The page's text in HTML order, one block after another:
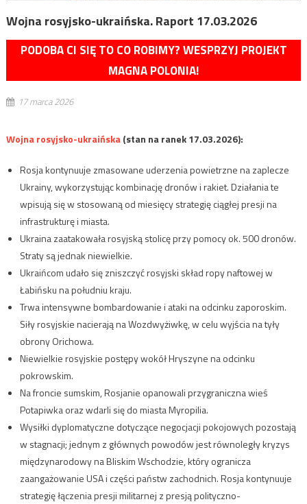
Wojna rosyjsko-ukraińska. Raport 17.03.2026
PODOBA CI SIĘ TO CO ROBIMY? WESPRZYJ PROJEKT
MAGNA POLONIA!
17 marca 2026
Wojna rosyjsko-ukraińska(stan na ranek 17.03.2026):
Rosja kontynuuje zmasowane uderzenia powietrzne na zaplecze
Ukrainy, wykorzystując kombinację dronów i rakiet. Działania te
wpisują się w stosowaną od miesięcy strategię ciągłej presji na
infrastrukturę i miasta.
Ukraina zaatakowała rosyjską stolicę przy pomocy ok. 500 dronów.
Straty są jednak niewielkie.
Ukraińcom udało się zniszczyć rosyjski skład ropy naftowej w
Łabińsku na południu kraju.
Trwa intensywne bombardowanie i ataki na odcinku zaporoskim.
Siły rosyjskie nacierają na Wozdwyżiwkę, w celu wyjścia na tyły
obrony Orichowa.
Niewielkie rosyjskie postępy wokół Hryszyne na odcinku
pokrowskim.
Na froncie sumskim, Rosjanie opanowali przygraniczna wieś
Potapiwka oraz wdarli się do miasta Myropilia.
Wysiłki dyplomatyczne dotyczące negocjacji pokojowych pozostają
w stagnacji; jednym z głównych powodów jest równoległy kryzys
międzynarodowy na Bliskim Wschodzie, który ogranicza
zaangażowanie USA i części państw zachodnich. Rosja kontynuuje
strategię łączenia presji militarnej z presją polityczno-